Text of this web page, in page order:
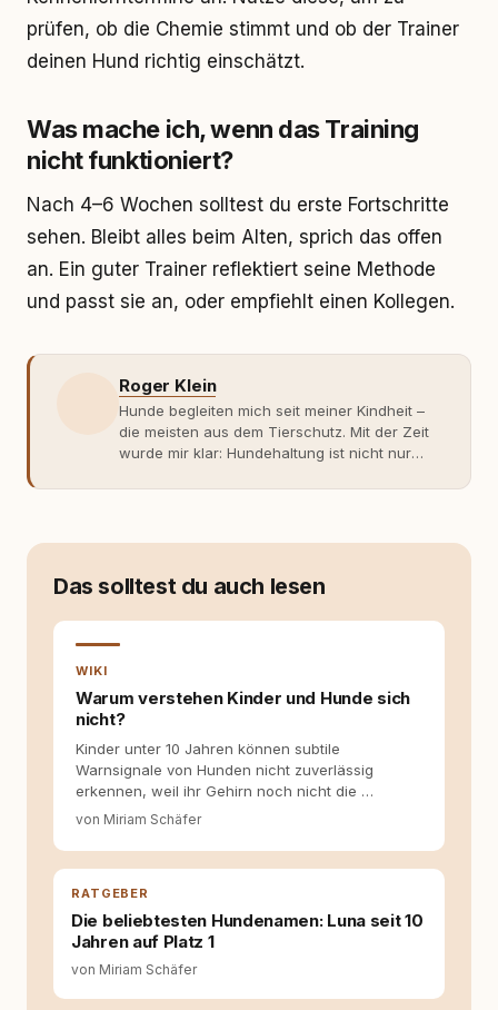
prüfen, ob die Chemie stimmt und ob der Trainer
deinen Hund richtig einschätzt.
Was mache ich, wenn das Training
nicht funktioniert?
Nach 4–6 Wochen solltest du erste Fortschritte
sehen. Bleibt alles beim Alten, sprich das offen
an. Ein guter Trainer reflektiert seine Methode
und passt sie an, oder empfiehlt einen Kollegen.
Roger Klein
Hunde begleiten mich seit meiner Kindheit –
die meisten aus dem Tierschutz. Mit der Zeit
wurde mir klar: Hundehaltung ist nicht nur
Fachwissen. Der Wendepunkt kam mit meinem
moderner Hundeerziehung
entsteht echte Bindung dort, wo Verständnis
Wissen ersetzt – nicht umgekehrt. Aus dieser
Hundehalter:innen in Deutschland, Österreich
und der Schweiz. Meine Überzeugung:
Tierschutz beginnt mit Wissen. Wer seinen
Hund versteht, trifft bessere Entscheidungen –
für ein Zusammenleben, das beiden guttut.
Das solltest du auch lesen
WIKI
Warum verstehen Kinder und Hunde sich
nicht?
Kinder unter 10 Jahren können subtile
Warnsignale von Hunden nicht zuverlässig
erkennen, weil ihr Gehirn noch nicht die …
von Miriam Schäfer
RATGEBER
Die beliebtesten Hundenamen: Luna seit 10
Jahren auf Platz 1
von Miriam Schäfer